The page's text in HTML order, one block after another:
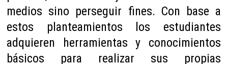
medios sino perseguir fines. Con base a
estos planteamientos los estudiantes
adquieren herramientas y conocimientos
básicos para realizar sus propias